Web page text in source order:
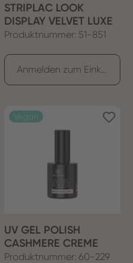
STRIPLAC LOOK
DISPLAY VELVET LUXE
Produktnummer: 51-851
Vegan
UV GEL POLISH
CASHMERE CREME
Produktnummer: 60-229